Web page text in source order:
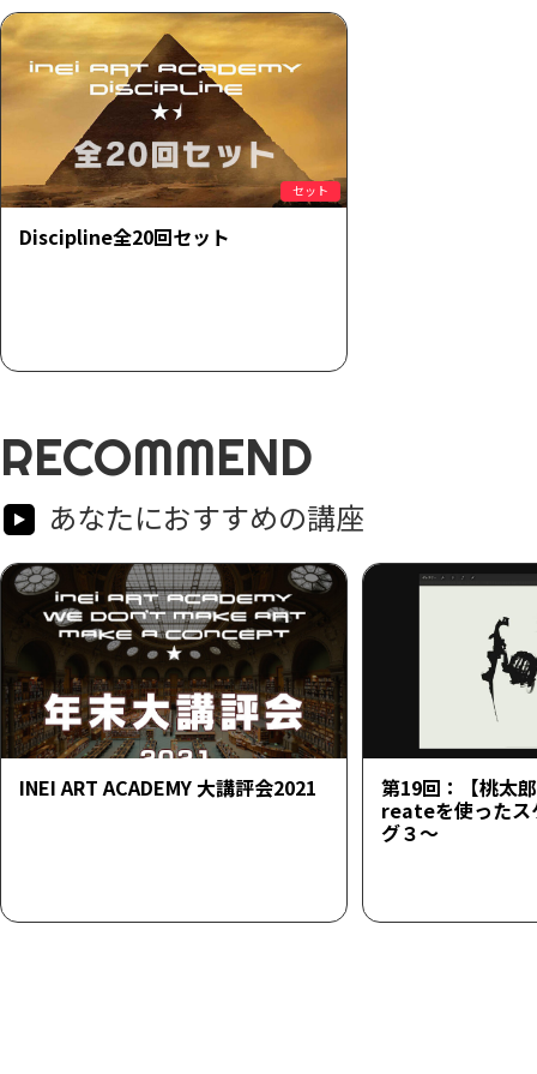
セット
Discipline全20回セット
RECOMMEND
あなたにおすすめの講座
INEI ART ACADEMY 大講評会2021 第19回：【桃太
reateを使ったス
グ３～